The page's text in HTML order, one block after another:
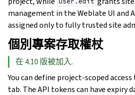
management in the Weblate UI and
assigned only to fully trusted site
個別專案存取權杖
在 4.10 版被加入.
You can define project-scoped
tab. The API tokens can have expiry